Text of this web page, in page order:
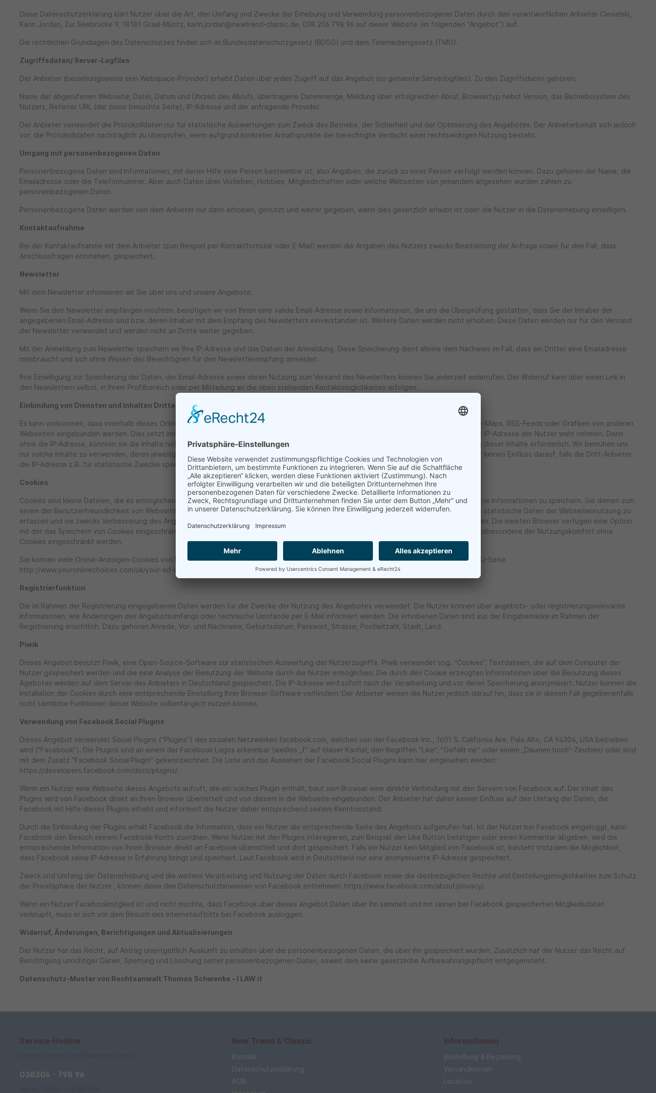
Diese Datenschutzerklärung klärt Nutzer über die Art, den Umfang und Zwecke der Erhebung und Verwendung personenbezogener Daten durch den verantwortlichen Anbieter Ciesielski,
Karin Jordan, Zur Seebrücke 9, 18181 Graal-Müritz, karin.jordan@newtrend-classic.de, 038 206 798 96 auf dieser Website (im folgenden “Angebot”) auf.
Die rechtlichen Grundlagen des Datenschutzes finden sich im Bundesdatenschutzgesetz (BDSG) und dem Telemediengesetz (TMG).
Zugriffsdaten/ Server-Logfiles
Der Anbieter (beziehungsweise sein Webspace-Provider) erhebt Daten über jeden Zugriff auf das Angebot (so genannte Serverlogfiles). Zu den Zugriffsdaten gehören:
Name der abgerufenen Webseite, Datei, Datum und Uhrzeit des Abrufs, übertragene Datenmenge, Meldung über erfolgreichen Abruf, Browsertyp nebst Version, das Betriebssystem des
Nutzers, Referrer URL (die zuvor besuchte Seite), IP-Adresse und der anfragende Provider.
Der Anbieter verwendet die Protokolldaten nur für statistische Auswertungen zum Zweck des Betriebs, der Sicherheit und der Optimierung des Angebotes. Der Anbieterbehält sich jedoch
vor, die Protokolldaten nachträglich zu überprüfen, wenn aufgrund konkreter Anhaltspunkte der berechtigte Verdacht einer rechtswidrigen Nutzung besteht.
Umgang mit personenbezogenen Daten
Personenbezogene Daten sind Informationen, mit deren Hilfe eine Person bestimmbar ist, also Angaben, die zurück zu einer Person verfolgt werden können. Dazu gehören der Name, die
Emailadresse oder die Telefonnummer. Aber auch Daten über Vorlieben, Hobbies, Mitgliedschaften oder welche Webseiten von jemandem angesehen wurden zählen zu
personenbezogenen Daten.
Personenbezogene Daten werden von dem Anbieter nur dann erhoben, genutzt und weiter gegeben, wenn dies gesetzlich erlaubt ist oder die Nutzer in die Datenerhebung einwilligen.
Kontaktaufnahme
Bei der Kontaktaufnahme mit dem Anbieter (zum Beispiel per Kontaktformular oder E-Mail) werden die Angaben des Nutzers zwecks Bearbeitung der Anfrage sowie für den Fall, dass
Anschlussfragen entstehen, gespeichert.
Newsletter
Mit dem Newsletter informieren wir Sie über uns und unsere Angebote.
Wenn Sie den Newsletter empfangen möchten, benötigen wir von Ihnen eine valide Email-Adresse sowie Informationen, die uns die Überprüfung gestatten, dass Sie der Inhaber der
angegebenen Email-Adresse sind bzw. deren Inhaber mit dem Empfang des Newsletters einverstanden ist. Weitere Daten werden nicht erhoben. Diese Daten werden nur für den Versand
der Newsletter verwendet und werden nicht an Dritte weiter gegeben.
Mit der Anmeldung zum Newsletter speichern wir Ihre IP-Adresse und das Datum der Anmeldung. Diese Speicherung dient alleine dem Nachweis im Fall, dass ein Dritter eine Emailadresse
missbraucht und sich ohne Wissen des Berechtigten für den Newsletterempfang anmeldet.
Ihre Einwilligung zur Speicherung der Daten, der Email-Adresse sowie deren Nutzung zum Versand des Newsletters können Sie jederzeit widerrufen. Der Widerruf kann über einen Link in
den Newslettern selbst, in Ihrem Profilbereich oder per Mitteilung an die oben stehenden Kontaktmöglichkeiten erfolgen.
Einbindung von Diensten und Inhalten Dritter
Es kann vorkommen, dass innerhalb dieses Onlineangebotes Inhalte Dritter, wie zum Beispiel Videos von YouTube, Kartenmaterial von Google-Maps, RSS-Feeds oder Grafiken von anderen
Webseiten eingebunden werden. Dies setzt immer voraus, dass die Anbieter dieser Inhalte (nachfolgend bezeichnet als "Dritt-Anbieter") die IP-Adresse der Nutzer wahr nehmen. Denn
ohne die IP-Adresse, könnten sie die Inhalte nicht an den Browser des jeweiligen Nutzers senden. Die IP-Adresse ist damit für die Darstellung dieser Inhalte erforderlich. Wir bemühen uns
nur solche Inhalte zu verwenden, deren jeweilige Anbieter die IP-Adresse lediglich zur Auslieferung der Inhalte verwenden. Jedoch haben wir keinen Einfluss darauf, falls die Dritt-Anbieter
die IP-Adresse z.B. für statistische Zwecke speichern. Soweit dies uns bekannt ist, klären wir die Nutzer darüber auf.
Cookies
Cookies sind kleine Dateien, die es ermöglichen, auf dem Zugriffsgerät der Nutzer (PC, Smartphone o.ä.) spezifische, auf das Gerät bezogene Informationen zu speichern. Sie dienen zum
einem der Benutzerfreundlichkeit von Webseiten und damit den Nutzern (z.B. Speicherung von Logindaten). Zum anderen dienen sie, um die statistische Daten der Webseitennutzung zu
erfassen und sie zwecks Verbesserung des Angebotes analysieren zu können. Die Nutzer können auf den Einsatz der Cookies Einfluss nehmen. Die meisten Browser verfügen eine Option
mit der das Speichern von Cookies eingeschränkt oder komplett verhindert wird. Allerdings wird darauf hingewiesen, dass die Nutzung und insbesondere der Nutzungskomfort ohne
Cookies eingeschränkt werden.
Sie können viele Online-Anzeigen-Cookies von Unternehmen über die US-amerikanische Seite http://www.aboutads.info/choices/ oder die EU-Seite
http://www.youronlinechoices.com/uk/your-ad-choices/ verwalten.
Registrierfunktion
Die im Rahmen der Registrierung eingegebenen Daten werden für die Zwecke der Nutzung des Angebotes verwendet. Die Nutzer können über angebots- oder registrierungsrelevante
Informationen, wie Änderungen des Angebotsumfangs oder technische Umstände per E-Mail informiert werden. Die erhobenen Daten sind aus der Eingabemaske im Rahmen der
Registrierung ersichtlich. Dazu gehören Anrede, Vor- und Nachname, Geburtsdatum, Passwort, Strasse, Postleitzahl, Stadt, Land.
Piwik
Dieses Angebot benutzt Piwik, eine Open-Source-Software zur statistischen Auswertung der Nutzerzugriffe. Piwik verwendet sog. “Cookies”, Textdateien, die auf dem Computer der
Nutzer gespeichert werden und die eine Analyse der Benutzung der Website durch die Nutzer ermöglichen. Die durch den Cookie erzeugten Informationen über die Benutzung dieses
Agebotes werden auf dem Server des Anbieters in Deutschland gespeichert. Die IP-Adresse wird sofort nach der Verarbeitung und vor deren Speicherung anonymisiert. Nutzer können die
Installation der Cookies durch eine entsprechende Einstellung Ihrer Browser-Software verhindern; Der Anbieter weisen die Nutzer jedoch darauf hin, dass sie in diesem Fall gegebenenfalls
nicht sämtliche Funktionen dieser Website vollumfänglich nutzen können.
Verwendung von Facebook Social Plugins
Dieses Angebot verwendet Social Plugins ("Plugins") des sozialen Netzwerkes facebook.com, welches von der Facebook Inc., 1601 S. California Ave, Palo Alto, CA 94304, USA betrieben
wird ("Facebook"). Die Plugins sind an einem der Facebook Logos erkennbar (weißes „f“ auf blauer Kachel, den Begriffen "Like", "Gefällt mir" oder einem „Daumen hoch“-Zeichen) oder sind
mit dem Zusatz "Facebook Social Plugin" gekennzeichnet. Die Liste und das Aussehen der Facebook Social Plugins kann hier eingesehen werden:
https://developers.facebook.com/docs/plugins/.
Wenn ein Nutzer eine Webseite dieses Angebots aufruft, die ein solches Plugin enthält, baut sein Browser eine direkte Verbindung mit den Servern von Facebook auf. Der Inhalt des
Plugins wird von Facebook direkt an Ihren Browser übermittelt und von diesem in die Webseite eingebunden. Der Anbieter hat daher keinen Einfluss auf den Umfang der Daten, die
Facebook mit Hilfe dieses Plugins erhebt und informiert die Nutzer daher entsprechend seinem Kenntnisstand:
Durch die Einbindung der Plugins erhält Facebook die Information, dass ein Nutzer die entsprechende Seite des Angebots aufgerufen hat. Ist der Nutzer bei Facebook eingeloggt, kann
Facebook den Besuch seinem Facebook-Konto zuordnen. Wenn Nutzer mit den Plugins interagieren, zum Beispiel den Like Button betätigen oder einen Kommentar abgeben, wird die
entsprechende Information von Ihrem Browser direkt an Facebook übermittelt und dort gespeichert. Falls ein Nutzer kein Mitglied von Facebook ist, besteht trotzdem die Möglichkeit,
dass Facebook seine IP-Adresse in Erfahrung bringt und speichert. Laut Facebook wird in Deutschland nur eine anonymisierte IP-Adresse gespeichert.
Zweck und Umfang der Datenerhebung und die weitere Verarbeitung und Nutzung der Daten durch Facebook sowie die diesbezüglichen Rechte und Einstellungsmöglichkeiten zum Schutz
der Privatsphäre der Nutzer , können diese den Datenschutzhinweisen von Facebook entnehmen: https://www.facebook.com/about/privacy/.
Wenn ein Nutzer Facebookmitglied ist und nicht möchte, dass Facebook über dieses Angebot Daten über ihn sammelt und mit seinen bei Facebook gespeicherten Mitgliedsdaten
verknüpft, muss er sich vor dem Besuch des Internetauftritts bei Facebook ausloggen.
Widerruf, Änderungen, Berichtigungen und Aktualisierungen
Der Nutzer hat das Recht, auf Antrag unentgeltlich Auskunft zu erhalten über die personenbezogenen Daten, die über ihn gespeichert wurden. Zusätzlich hat der Nutzer das Recht auf
Berichtigung unrichtiger Daten, Sperrung und Löschung seiner personenbezogenen Daten, soweit dem keine gesetzliche Aufbewahrungspflicht entgegensteht.
Datenschutz-Muster von Rechtsanwalt Thomas Schwenke - I LAW it
Service-Hotline
038206 - 798 96
New Trend & Classic
Kontakt
Datenschutzerklärung
AGB
Informationen
Bestellung & Bezahlung
Versandkosten
Location